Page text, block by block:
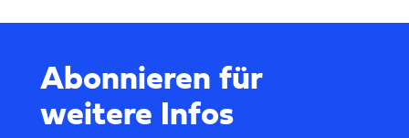
Abonnieren für
weitere Infos